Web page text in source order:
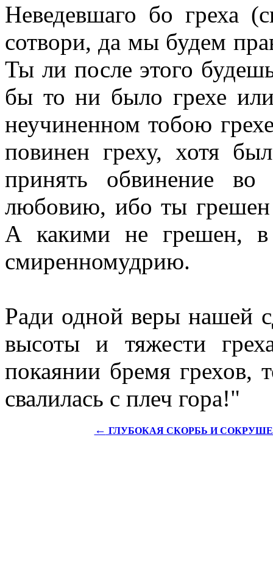
Неведевшаго бо греха
сотвори, да мы будем
Ты ли после этого
бы то ни было грехе
неучиненном тобою
повинен греху, хотя
принять обвинение
любовию, ибо ты грешен
А какими не грешен, в
смиренномудрию.
Ради одной веры нашей
высоты и тяжести
покаянии бремя грехов,
свалилась с плеч гора!"
← ГЛУБОКАЯ СКОРБЬ И